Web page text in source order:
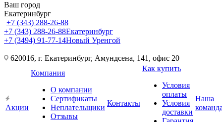
Ваш город
Екатеринбург
+7 (343) 288-26-88
+7 (343) 288-26-88Екатеринбург
+7 (3494) 91-77-14Новый Уренгой
620016, г. Екатеринбург, Амундсена, 141, офис 20
Акции
Компания
О компании
Сертификаты
Неплательщики
Отзывы
Контакты
Как купить
Условия
оплаты
Условия
доставки
Наша